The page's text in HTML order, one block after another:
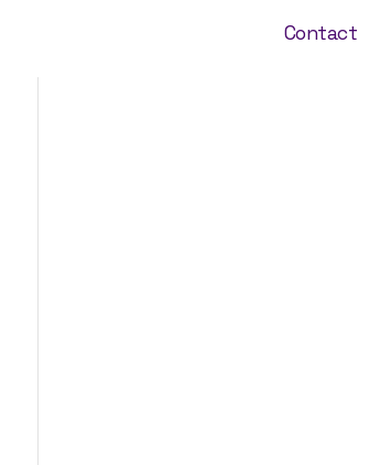
Contact